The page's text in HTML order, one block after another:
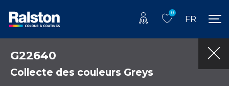
0
FR
G22640
Collecte des couleurs Greys